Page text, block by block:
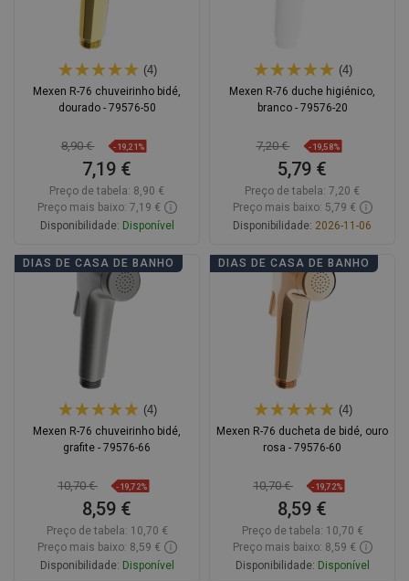
(4)
Mexen R-76 chuveirinho bidé,
dourado - 79576-50
8,90 € -19,21%
7,19 €
Preço de tabela: 8,90 €
Preço mais baixo: 7,19 €
Disponibilidade: Disponível
Adicionar
favorite_border Favoritos
Comparar
(4)
Mexen R-76 duche higiénico,
branco - 79576-20
7,20 € -19,58%
5,79 €
Preço de tabela: 7,20 €
Preço mais baixo: 5,79 €
Disponibilidade: 2026-11-06
Adicionar
favorite_border Favoritos
Comparar
DIAS DE CASA DE BANHO
(4)
Mexen R-76 chuveirinho bidé,
grafite - 79576-66
10,70 € -19,72%
8,59 €
Preço de tabela: 10,70 €
Preço mais baixo: 8,59 €
Disponibilidade: Disponível
DIAS DE CASA DE BANHO
(4)
Mexen R-76 ducheta de bidé, ouro
rosa - 79576-60
10,70 € -19,72%
8,59 €
Preço de tabela: 10,70 €
Preço mais baixo: 8,59 €
Disponibilidade: Disponível